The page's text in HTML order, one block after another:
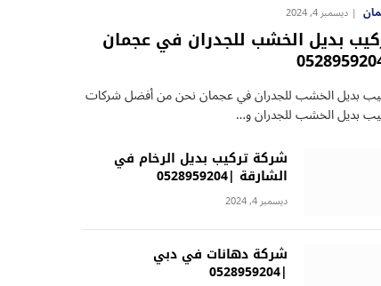
ديسمبر 4, 2024
بديل الخشب للجدران في عجمان
بديل الخشب للجدران في عجمان نحن من أفضل شركات
بديل الخشب للجدران و…
شركة تركيب بديل الرخام في
الشارقة |0528959204
ديسمبر 4, 2024
شركة دهانات في دبي
|0528959204